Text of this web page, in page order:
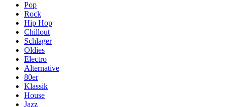
Pop
Rock
Hip Hop
Chillout
Schlager
Oldies
Electro
Alternative
80er
Klassik
House
Jazz